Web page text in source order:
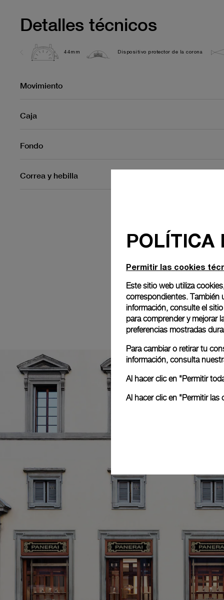
Detalles técnicos
44mm Dispositivo protector de la corona
Movimiento
Caja
Fondo
Correa y hebilla
POLÍTICA
Permitir las cookies
Este sitio web utiliza
correspondientes. También
información, consulte el
para comprender y mejorar
preferencias mostradas
Para cambiar o retirar tu
información, consulta
Al hacer clic en "Permitir
Al hacer clic en "Permitir